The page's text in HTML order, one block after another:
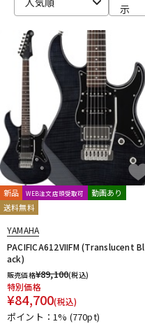
示
新品 WEB注文店頭受取可
動画あり
送料無料
YAMAHA
PACIFICA612VIIFM (Translucent Bl
ack)
販売価格¥89,100(税込)
特別価格
¥84,700(税込)
ポイント：1% (770pt)